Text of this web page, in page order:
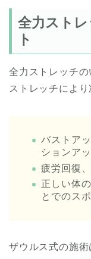
全力スト
ト
全力ストレッチ
ストレッチによ
バストア
ションア
疲労回復
正しい体
とでのス
ザウルス式の施